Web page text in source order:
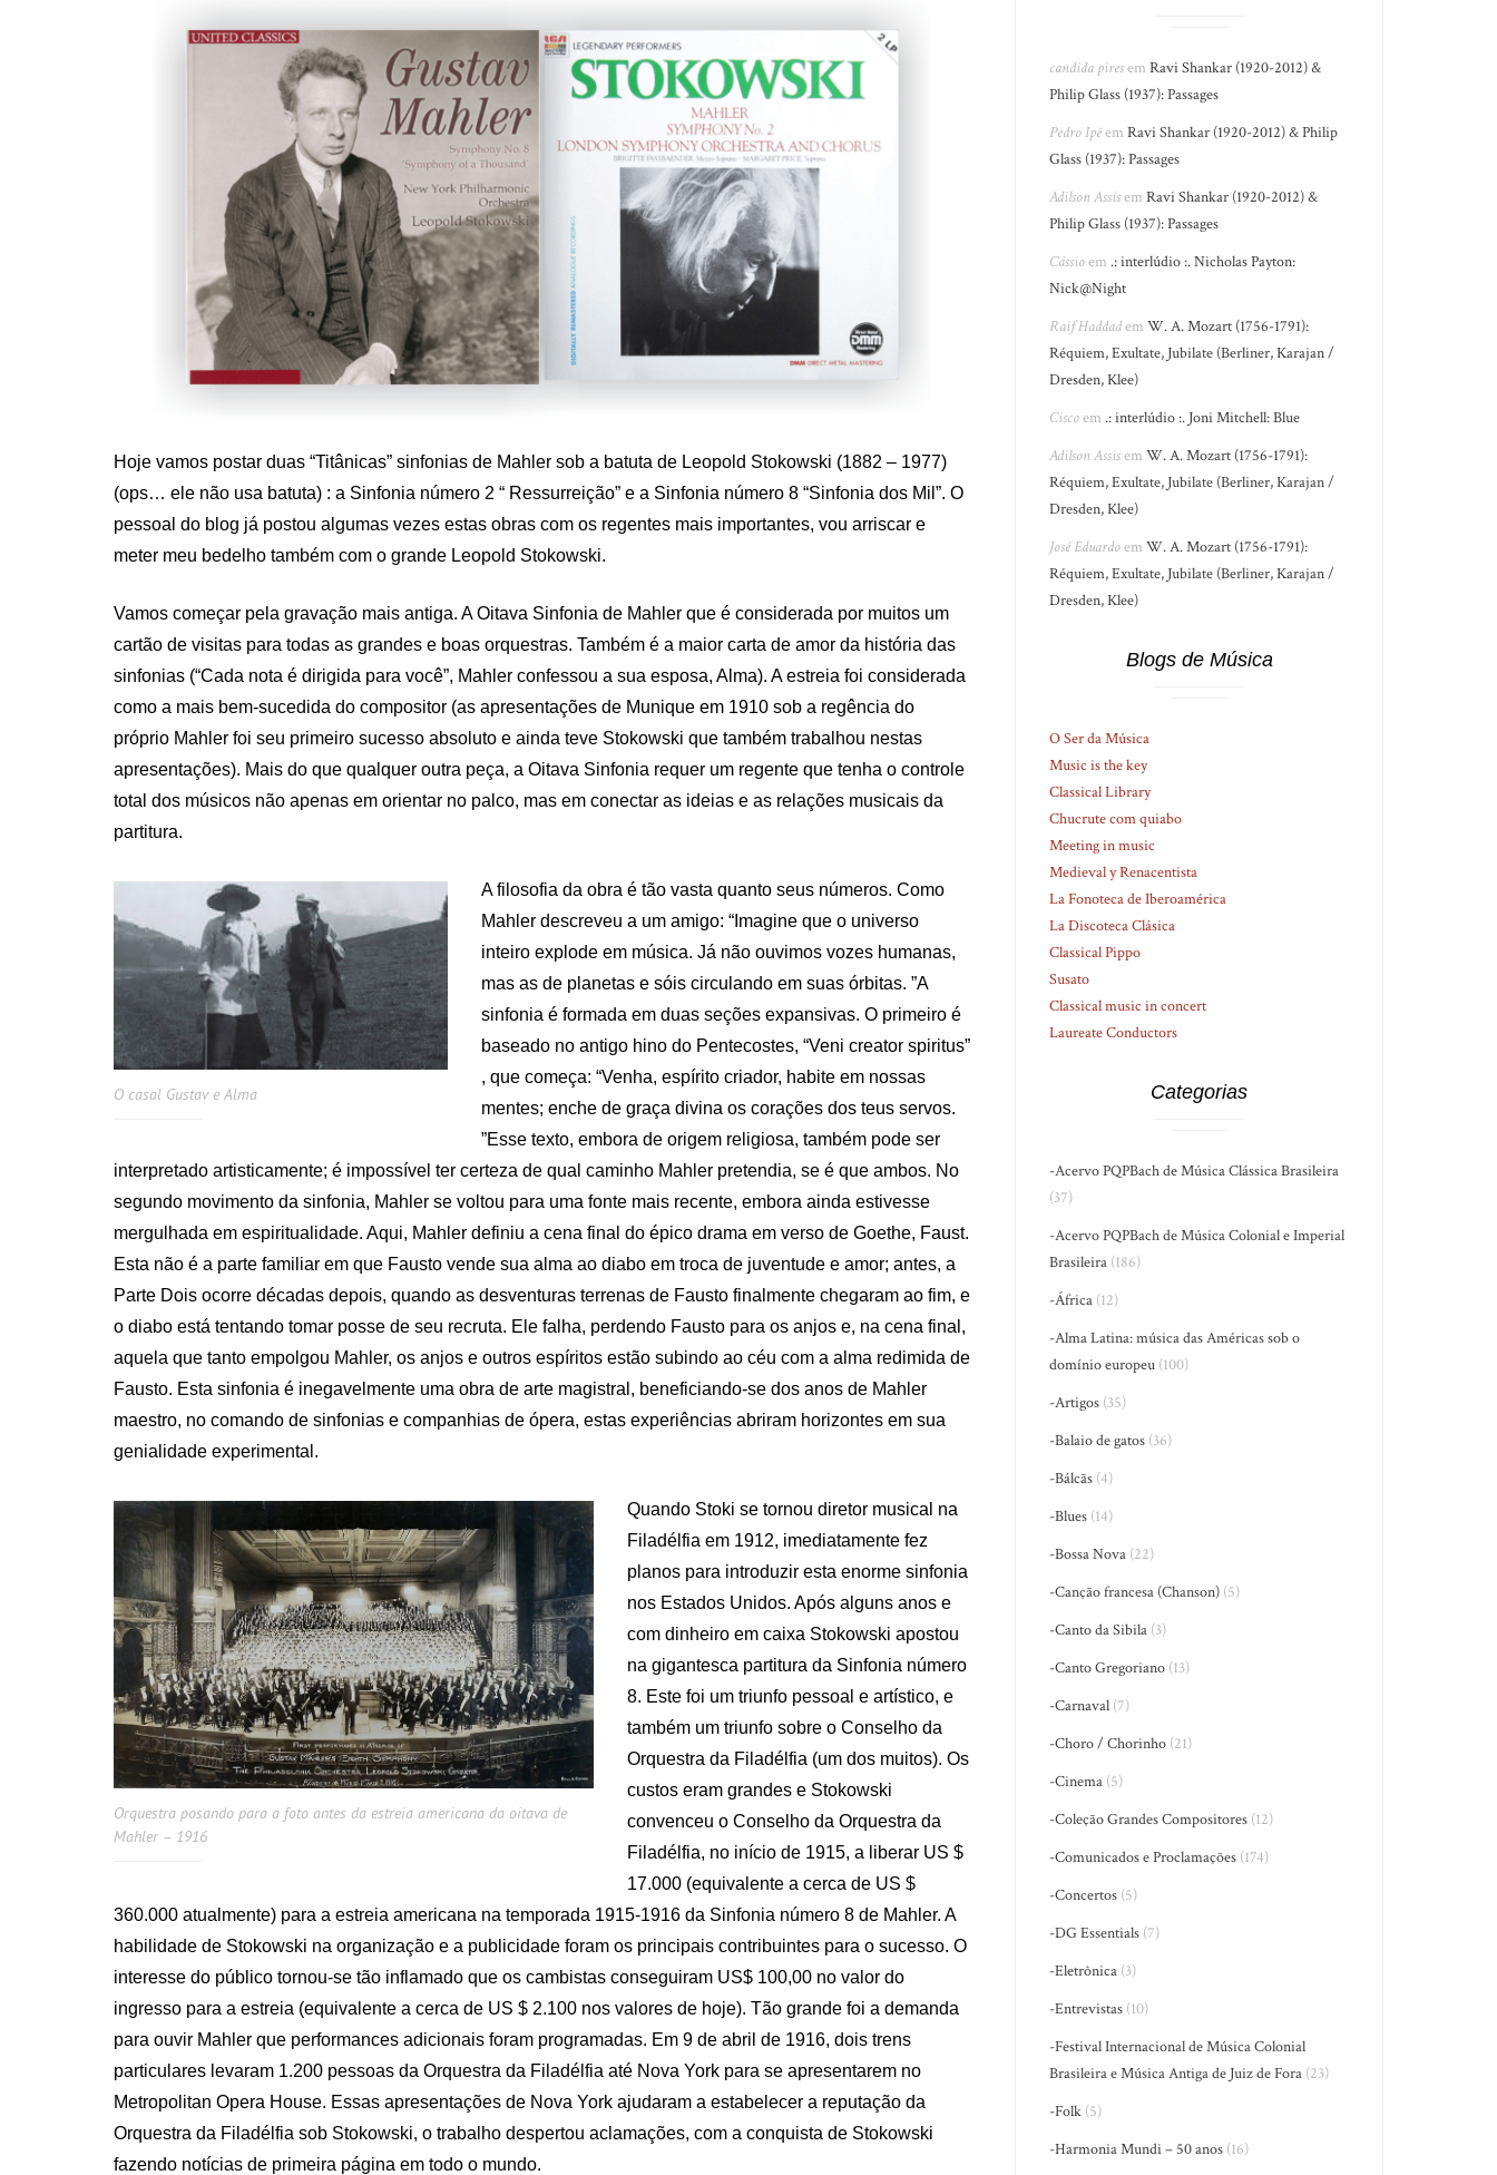
Hoje vamos postar duas “Titânicas” sinfonias de Mahler sob a batuta de Leopold Stokowski (1882 – 1977)
(ops… ele não usa batuta) : a Sinfonia número 2 “ Ressurreição” e a Sinfonia número 8 “Sinfonia dos Mil”. O
pessoal do blog já postou algumas vezes estas obras com os regentes mais importantes, vou arriscar e
meter meu bedelho também com o grande Leopold Stokowski.
Vamos começar pela gravação mais antiga. A Oitava Sinfonia de Mahler que é considerada por muitos um
cartão de visitas para todas as grandes e boas orquestras. Também é a maior carta de amor da história das
sinfonias (“Cada nota é dirigida para você”, Mahler confessou a sua esposa, Alma). A estreia foi considerada
como a mais bem-sucedida do compositor (as apresentações de Munique em 1910 sob a regência do
próprio Mahler foi seu primeiro sucesso absoluto e ainda teve Stokowski que também trabalhou nestas
apresentações). Mais do que qualquer outra peça, a Oitava Sinfonia requer um regente que tenha o controle
total dos músicos não apenas em orientar no palco, mas em conectar as ideias e as relações musicais da
partitura.
O casal Gustav e Alma
A filosofia da obra é tão vasta quanto seus números. Como
Mahler descreveu a um amigo: “Imagine que o universo
inteiro explode em música. Já não ouvimos vozes humanas,
mas as de planetas e sóis circulando em suas órbitas. ”A
sinfonia é formada em duas seções expansivas. O primeiro é
baseado no antigo hino do Pentecostes, “Veni creator spiritus”
, que começa: “Venha, espírito criador, habite em nossas
mentes; enche de graça divina os corações dos teus servos.
”Esse texto, embora de origem religiosa, também pode ser
interpretado artisticamente; é impossível ter certeza de qual caminho Mahler pretendia, se é que ambos. No
segundo movimento da sinfonia, Mahler se voltou para uma fonte mais recente, embora ainda estivesse
mergulhada em espiritualidade. Aqui, Mahler definiu a cena final do épico drama em verso de Goethe, Faust.
Esta não é a parte familiar em que Fausto vende sua alma ao diabo em troca de juventude e amor; antes, a
Parte Dois ocorre décadas depois, quando as desventuras terrenas de Fausto finalmente chegaram ao fim, e
o diabo está tentando tomar posse de seu recruta. Ele falha, perdendo Fausto para os anjos e, na cena final,
aquela que tanto empolgou Mahler, os anjos e outros espíritos estão subindo ao céu com a alma redimida de
Fausto. Esta sinfonia é inegavelmente uma obra de arte magistral, beneficiando-se dos anos de Mahler
maestro, no comando de sinfonias e companhias de ópera, estas experiências abriram horizontes em sua
genialidade experimental.
Orquestra posando para a foto antes da estreia americana da oitava de
Mahler – 1916
Quando Stoki se tornou diretor musical na
Filadélfia em 1912, imediatamente fez
planos para introduzir esta enorme sinfonia
nos Estados Unidos. Após alguns anos e
com dinheiro em caixa Stokowski apostou
na gigantesca partitura da Sinfonia número
8. Este foi um triunfo pessoal e artístico, e
também um triunfo sobre o Conselho da
Orquestra da Filadélfia (um dos muitos). Os
custos eram grandes e Stokowski
convenceu o Conselho da Orquestra da
Filadélfia, no início de 1915, a liberar US $
17.000 (equivalente a cerca de US $
360.000 atualmente) para a estreia americana na temporada 1915-1916 da Sinfonia número 8 de Mahler. A
habilidade de Stokowski na organização e a publicidade foram os principais contribuintes para o sucesso. O
interesse do público tornou-se tão inflamado que os cambistas conseguiram US$ 100,00 no valor do
ingresso para a estreia (equivalente a cerca de US $ 2.100 nos valores de hoje). Tão grande foi a demanda
para ouvir Mahler que performances adicionais foram programadas. Em 9 de abril de 1916, dois trens
particulares levaram 1.200 pessoas da Orquestra da Filadélfia até Nova York para se apresentarem no
Metropolitan Opera House. Essas apresentações de Nova York ajudaram a estabelecer a reputação da
Orquestra da Filadélfia sob Stokowski, o trabalho despertou aclamações, com a conquista de Stokowski
fazendo notícias de primeira página em todo o mundo.
candida piresemRavi Shankar (1920-2012) &
Philip Glass (1937): Passages
Pedro IpêemRavi Shankar (1920-2012) & Philip
Glass (1937): Passages
Adilson AssisemRavi Shankar (1920-2012) &
Philip Glass (1937): Passages
Cássioem .: interlúdio :. Nicholas Payton:
Nick@Night
Raif HaddademW. A. Mozart (1756-1791):
Réquiem, Exultate, Jubilate (Berliner, Karajan /
Dresden, Klee)
Ciscoem .: interlúdio :. Joni Mitchell: Blue
Adilson AssisemW. A. Mozart (1756-1791):
Réquiem, Exultate, Jubilate (Berliner, Karajan /
Dresden, Klee)
José EduardoemW. A. Mozart (1756-1791):
Réquiem, Exultate, Jubilate (Berliner, Karajan /
Dresden, Klee)
Blogs de Música
O Ser da Música
Music is the key
Classical Library
Chucrute com quiabo
Meeting in music
Medieval y Renacentista
La Fonoteca de Iberoamérica
La Discoteca Clásica
Classical Pippo
Susato
Classical music in concert
Laureate Conductors
Categorias
-Acervo PQPBach de Música Clássica Brasileira
(37)
-Acervo PQPBach de Música Colonial e Imperial
Brasileira (186)
-África (12)
-Alma Latina: música das Américas sob o
domínio europeu (100)
-Artigos (35)
-Balaio de gatos (36)
-Bálcãs (4)
-Blues (14)
-Bossa Nova (22)
-Canção francesa (Chanson) (5)
-Canto da Sibila (3)
-Canto Gregoriano (13)
-Carnaval (7)
-Choro / Chorinho (21)
-Cinema (5)
-Coleção Grandes Compositores (12)
-Comunicados e Proclamações (174)
-Concertos (5)
-DG Essentials (7)
-Eletrônica (3)
-Entrevistas (10)
-Festival Internacional de Música Colonial
Brasileira e Música Antiga de Juiz de Fora (23)
-Folk (5)
-Harmonia Mundi – 50 anos (16)